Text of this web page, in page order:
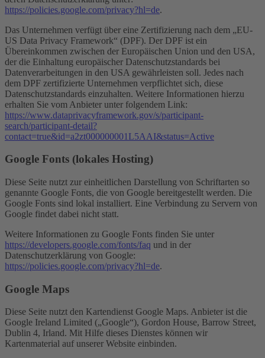
https://policies.google.com/privacy?hl=de.
Das Unternehmen verfügt über eine Zertifizierung nach dem „EU-
US Data Privacy Framework“ (DPF). Der DPF ist ein
Übereinkommen zwischen der Europäischen Union und den USA,
der die Einhaltung europäischer Datenschutzstandards bei
Datenverarbeitungen in den USA gewährleisten soll. Jedes nach
dem DPF zertifizierte Unternehmen verpflichtet sich, diese
Datenschutzstandards einzuhalten. Weitere Informationen hierzu
erhalten Sie vom Anbieter unter folgendem Link:
https://www.dataprivacyframework.gov/s/participant-
search/participant-detail?
contact=true&id=a2zt000000001L5AAI&status=Active
Google Fonts (lokales Hosting)
Diese Seite nutzt zur einheitlichen Darstellung von Schriftarten so
genannte Google Fonts, die von Google bereitgestellt werden. Die
Google Fonts sind lokal installiert. Eine Verbindung zu Servern von
Google findet dabei nicht statt.
Weitere Informationen zu Google Fonts finden Sie unter
https://developers.google.com/fonts/faq und in der
Datenschutzerklärung von Google:
https://policies.google.com/privacy?hl=de.
Google Maps
Diese Seite nutzt den Kartendienst Google Maps. Anbieter ist die
Google Ireland Limited („Google“), Gordon House, Barrow Street,
Dublin 4, Irland. Mit Hilfe dieses Dienstes können wir
Kartenmaterial auf unserer Website einbinden.